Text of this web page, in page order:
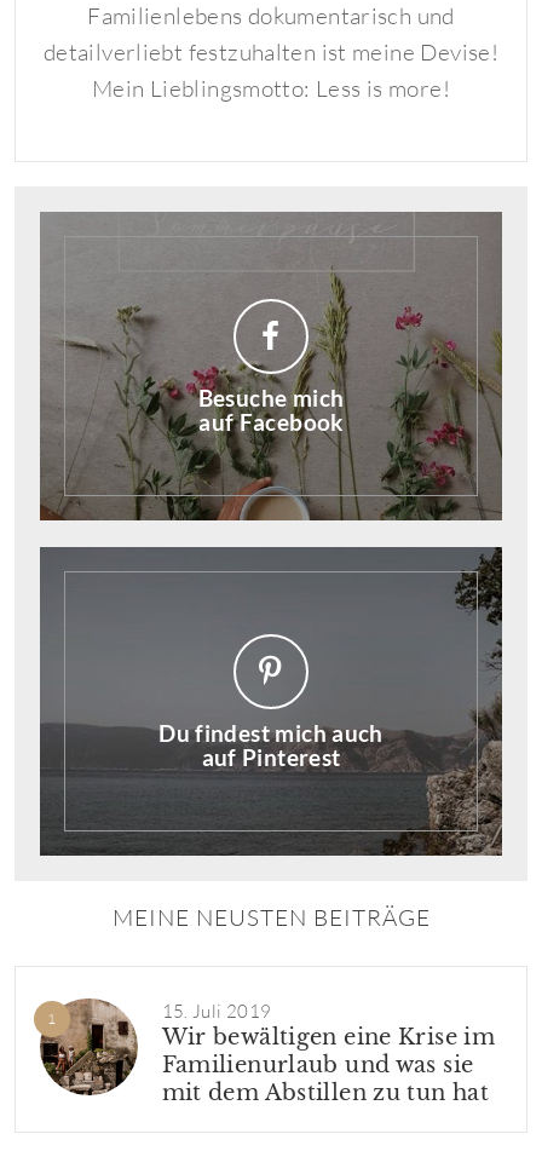
Familienlebens dokumentarisch und
detailverliebt festzuhalten ist meine Devise!
Mein Lieblingsmotto: Less is more!
Besuche mich
auf Facebook
Du findest mich auch
auf Pinterest
MEINE NEUSTEN BEITRÄGE
15. Juli 2019
Wir bewältigen eine Krise im
Familienurlaub und was sie
mit dem Abstillen zu tun hat